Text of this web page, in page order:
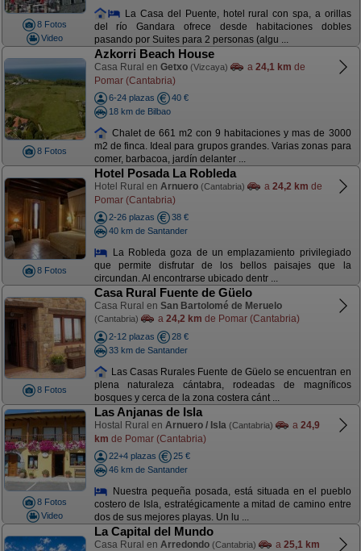
8 Fotos
Video
La Casa del Puente, hotel rural con spa, a orillas
del río Gandara ofrece desde habitaciones dobles
pasando por Suites para 2 personas (algu ...
8 Fotos
Azkorri Beach House
Casa Rural en Getxo (Vizcaya) a 24,1 km de
Pomar (Cantabria)
6-24 plazas
40 €
18 km de Bilbao
Chalet de 661 m2 con 9 habitaciones y mas de 3000
m2 de finca. Ideal para grupos grandes. Varias zonas para
comer, barbacoa, jardín delanter ...
8 Fotos
Hotel Posada La Robleda
Hotel Rural en Arnuero (Cantabria) a 24,2 km de
Pomar (Cantabria)
2-26 plazas
38 €
40 km de Santander
La Robleda goza de un emplazamiento privilegiado
que permite disfrutar de los bellos paisajes que la
circundan. Al encontrarse ubicado dentr ...
8 Fotos
Casa Rural Fuente de Güelo
Casa Rural en San Bartolomé de Meruelo
(Cantabria) a 24,2 km de Pomar (Cantabria)
2-12 plazas
28 €
33 km de Santander
Las Casas Rurales Fuente de Güelo se encuentran en
plena naturaleza cántabra, rodeadas de magníficos
bosques y cerca de la zona costera cánt ...
8 Fotos
Video
Las Anjanas de Isla
Hostal Rural en Arnuero / Isla (Cantabria) a 24,9
km de Pomar (Cantabria)
22+4 plazas
25 €
46 km de Santander
Nuestra pequeña posada, está situada en el pueblo
costero de Isla, estratégicamente a mitad de camino entre
dos de sus mejores playas. Un lu ...
La Capital del Mundo
Casa Rural en Arredondo (Cantabria) a 25,1 km